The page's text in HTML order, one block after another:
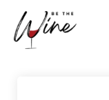
contenido